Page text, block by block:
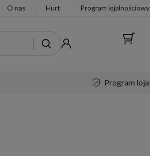
O nas Hurt Program lojalnościowy
program